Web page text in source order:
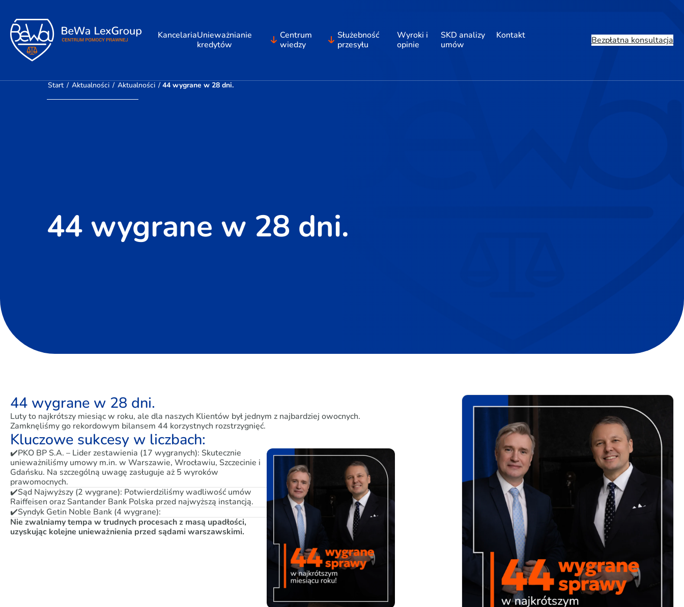
KancelariaUnieważnianie
kredytów
Centrum
wiedzy
Służebność
przesyłu
Wyroki i
opinie
SKD analizy
umów
Kontakt Bezpłatna konsultacja
Start / Aktualności / Aktualności / 44 wygrane w 28 dni.
44 wygrane w 28 dni.
44 wygrane w 28 dni.
Luty to najkrótszy miesiąc w roku, ale dla naszych Klientów był jednym z najbardziej owocnych.
Zamknęliśmy go rekordowym bilansem 44 korzystnych rozstrzygnięć.
Kluczowe sukcesy w liczbach:
✔️PKO BP S.A. – Lider zestawienia (17 wygranych): Skutecznie
unieważniliśmy umowy m.in. w Warszawie, Wrocławiu, Szczecinie i
Gdańsku. Na szczególną uwagę zasługuje aż 5 wyroków
prawomocnych.
✔️Sąd Najwyższy (2 wygrane): Potwierdziliśmy wadliwość umów
Raiffeisen oraz Santander Bank Polska przed najwyższą instancją.
✔️Syndyk Getin Noble Bank (4 wygrane):
Nie zwalniamy tempa w trudnych procesach z masą upadłości,
uzyskując kolejne unieważnienia przed sądami warszawskimi.